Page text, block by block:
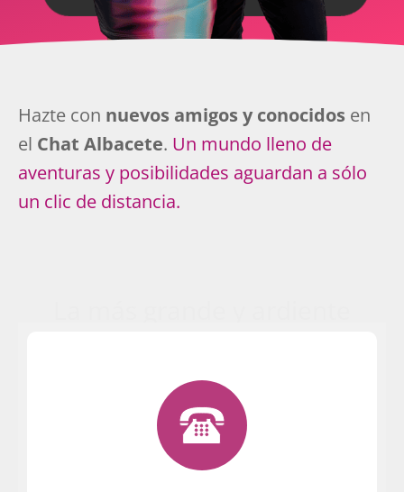
Hazte con nuevos amigos y conocidos en
el Chat Albacete. Un mundo lleno de
aventuras y posibilidades aguardan a sólo
un clic de distancia.
Tu entrada en la Party es inmediata. ¡Sin
registros! ¡Así de fácil es conectarse!
¡Llama y prepárate para disfrutar del